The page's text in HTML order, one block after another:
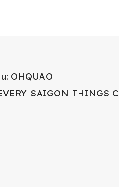
OHQUAO
SAIGON-THINGS